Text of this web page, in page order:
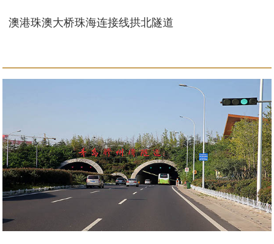
澳港珠澳大桥珠海连接线拱北隧道